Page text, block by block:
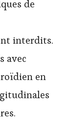
de
interdits.
avec
en